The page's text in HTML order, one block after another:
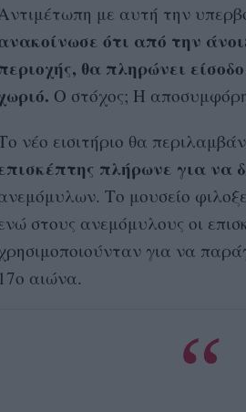
Αντιμέτωπη με αυτή την
ότι από την
θα πληρώνει
Ο στόχος; Η
νέο εισιτήριο θα
πλήρωνε για να
Το μουσείο
στους ανεμόμυλους οι
για να
17ο αιώνα.